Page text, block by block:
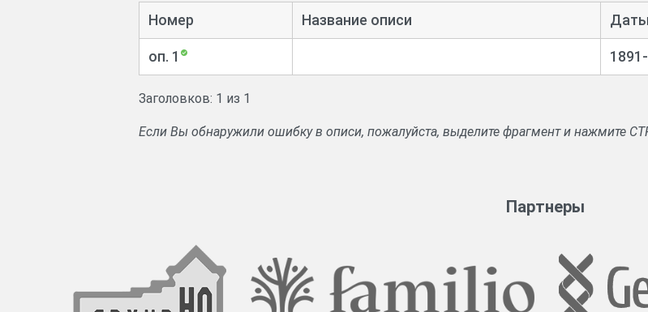
Номер Название описи Даты
оп. 1
Заголовков: 1 из 1
Если Вы обнаружили ошибку в описи, пожалуйста, выделите фрагмент и нажмите
Партнеры